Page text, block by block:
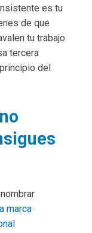
es tu
de que
tu trabajo
tercera
del
marca